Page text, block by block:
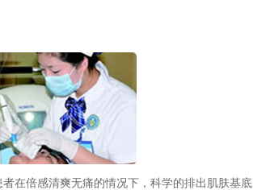
在倍感清爽无痛的情况下，科学的排出肌肤基底